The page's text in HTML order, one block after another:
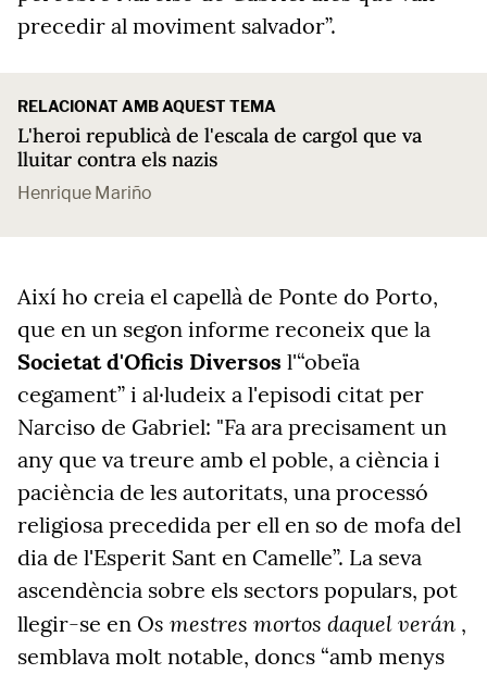
precedir al moviment salvador”.
RELACIONAT AMB AQUEST TEMA
L'heroi republicà de l'escala de cargol que va
lluitar contra els nazis
Henrique Mariño
Així ho creia el capellà de Ponte do Porto,
que en un segon informe reconeix que la
Societat d'Oficis Diversos l'“obeïa
cegament” i al·ludeix a l'episodi citat per
Narciso de Gabriel: "Fa ara precisament un
any que va treure amb el poble, a ciència i
paciència de les autoritats, una processó
religiosa precedida per ell en so de mofa del
dia de l'Esperit Sant en Camelle”. La seva
ascendència sobre els sectors populars, pot
llegir-se en Os mestres mortos daquel verán ,
semblava molt notable, doncs “amb menys